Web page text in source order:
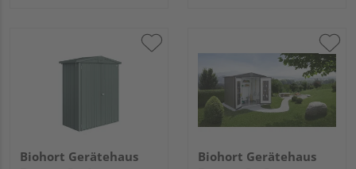
Biohort Gerätehaus
Biohort Gerätehaus